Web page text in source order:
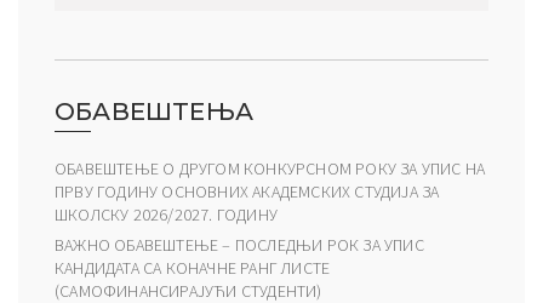
ОБАВЕШТЕЊА
ОБАВЕШТЕЊЕ О ДРУГОМ КОНКУРСНОМ РОКУ ЗА УПИС НА
ПРВУ ГОДИНУ ОСНОВНИХ АКАДЕМСКИХ СТУДИЈА ЗА
ШКОЛСКУ 2026/2027. ГОДИНУ
ВАЖНО ОБАВЕШТЕЊЕ – ПОСЛЕДЊИ РОК ЗА УПИС
КАНДИДАТА СА КОНАЧНЕ РАНГ ЛИСТЕ
(САМОФИНАНСИРАЈУЋИ СТУДЕНТИ)